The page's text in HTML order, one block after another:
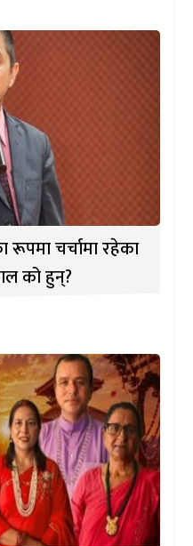
रूपमा चर्चामा रहेका
को हुन्?